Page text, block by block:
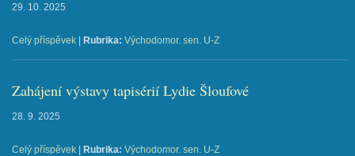
29. 10. 2025
Celý příspěvek Rubrika: Východomor. sen. U-Z
Zahájení výstavy tapisérií Lydie Šloufové
28. 9. 2025
Celý příspěvek Rubrika: Východomor. sen. U-Z